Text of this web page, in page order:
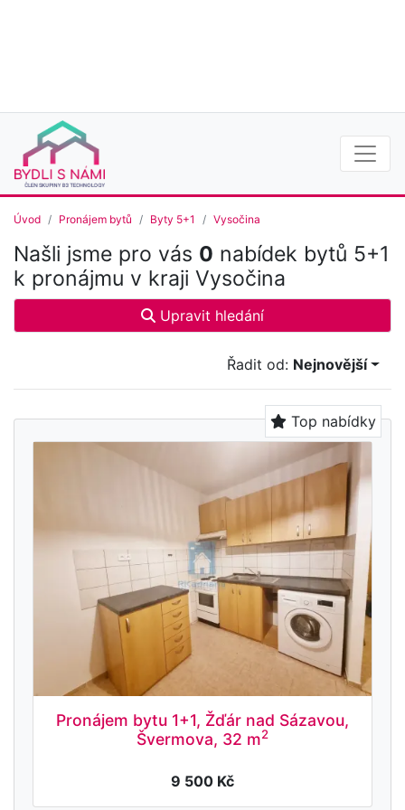
Úvod Pronájem bytů Byty 5+1 Vysočina
Našli jsme pro vás 0 nabídek bytů 5+1
k pronájmu v kraji Vysočina
Upravit hledání
Řadit od: Nejnovější
Top nabídky
Pronájem bytu 1+1, Žďár nad Sázavou,
Švermova, 32 m2
9 500 Kč